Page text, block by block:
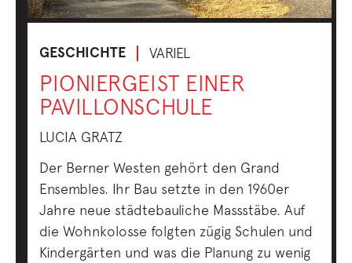
GESCHICHTE VARIEL
PIONIERGEIST EINER
PAVILLONSCHULE
LUCIA GRATZ
Der Berner Westen gehört den Grand
Ensembles. Ihr Bau setzte in den 1960er
Jahre neue städtebauliche Massstäbe. Auf
die Wohnkolosse folgten zügig Schulen und
Kindergärten und was die Planung zu wenig